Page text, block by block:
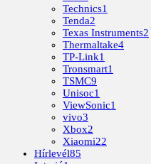
Technics1
Tenda2
Texas Instruments2
Thermaltake4
TP-Link1
Tronsmart1
TSMC9
Unisoc1
ViewSonic1
vivo3
Xbox2
Xiaomi22
Hírlevél85